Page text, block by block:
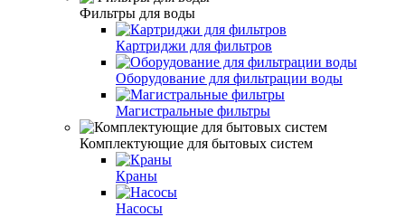
Фильтры для воды
Картриджи для фильтров
Оборудование для фильтрации воды
Магистральные фильтры
Комплектующие для бытовых систем
Краны
Насосы